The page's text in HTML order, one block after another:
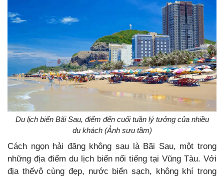
Du lịch biển Bãi Sau, điểm đến cuối tuần lý tưởng của nhiều
du khách (Ảnh sưu tầm)
Cách ngọn hải đăng không sau là Bãi Sau, một trong
những địa điểm du lịch biển nổi tiếng tại Vũng Tàu. Với
địa thếvô cùng đẹp, nước biển sạch, không khí trong